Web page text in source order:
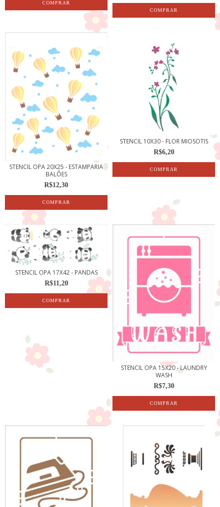
STENCIL OPA 20X25 - ESTAMPARIA
BALÕES
R$12,30
STENCIL 10X30 - FLOR MIOSOTIS
R$6,20
STENCIL OPA 17X42 - PANDAS
R$11,20
STENCIL OPA 15X20 - LAUNDRY
WASH
R$7,30